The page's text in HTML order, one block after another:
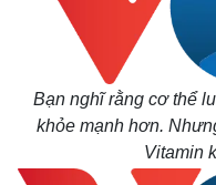
Bạn nghĩ rằng cơ thể
khỏe mạnh hơn.
Vitamin